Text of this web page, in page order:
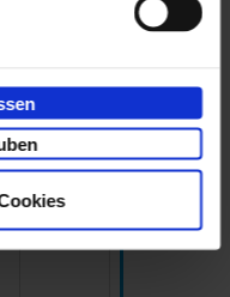
nicht
String
Optional